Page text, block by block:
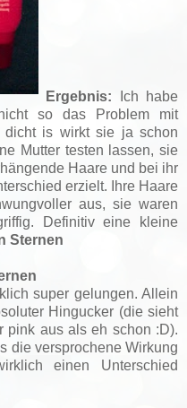
Ergebnis: Ich habe
so das Problem mit
dicht is wirkt sie ja schon
Mutter testen lassen, sie
Haare und bei ihr
erzielt. Ihre Haare
aus, sie waren
Definitiv eine kleine
Sternen
super gelungen. Allein
Hingucker (die sieht
pink aus als eh schon :D).
die versprochene Wirkung
einen Unterschied